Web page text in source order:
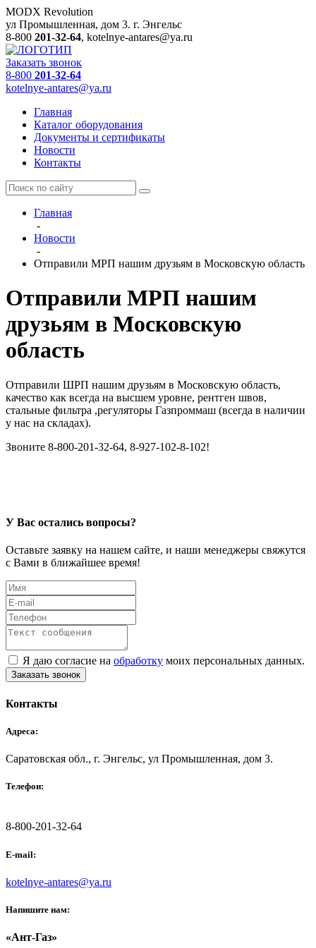
MODX Revolution
ул Промышленная, дом 3. г. Энгельс
8-800 201-32-64, kotelnye-antares@ya.ru
Заказать звонок
8-800 201-32-64
kotelnye-antares@ya.ru
Главная
Каталог оборудования
Документы и сертификаты
Новости
Контакты
Главная
-
Новости
-
Отправили МРП нашим друзьям в Московскую область
Отправили МРП нашим
друзьям в Московскую
область
Отправили ШРП нашим друзьям в Московскую область,
качество как всегда на высшем уровне, рентген швов,
стальные фильтра ,регуляторы Газпроммаш (всегда в наличии
у нас на складах).
Звоните 8-800-201-32-64, 8-927-102-8-102!
У Вас остались вопросы?
Оставьте заявку на нашем сайте, и наши менеджеры свяжутся
с Вами в ближайшее время!
Я даю согласие на обработку моих персональных данных.
Заказать звонок
Контакты
Адреса:
Саратовская обл., г. Энгельс, ул Промышленная, дом 3.
Телефон:
8-800-201-32-64
E-mail:
kotelnye-antares@ya.ru
Напишите нам:
«Ант-Газ»